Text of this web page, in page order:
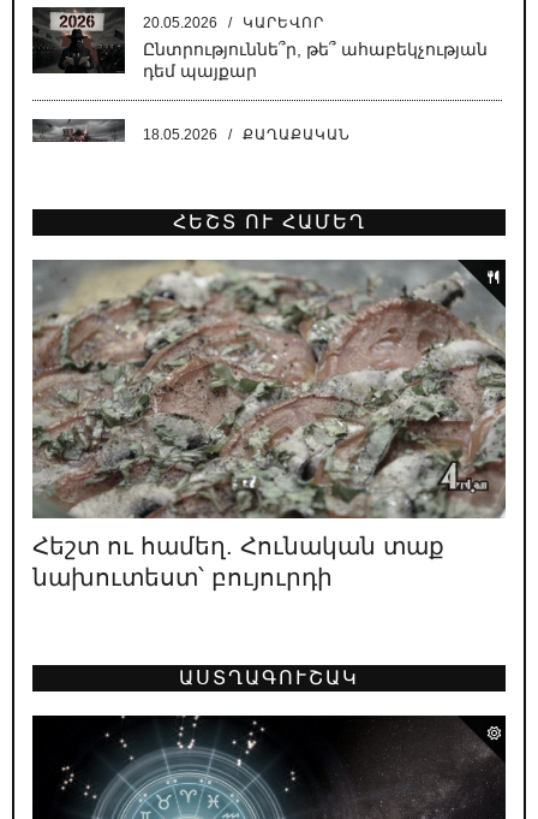
20.05.2026 / ԿԱՐԵՎՈՐ
Ընտրություննե՞ր, թե՞ ահաբեկչության
դեմ պայքար
18.05.2026 / ՔԱՂԱՔԱԿԱՆ
18.05.2026 / ԿԱՐԵՎՈՐ
Նիկոլի բեմադրած հիստերիան՝
Բաքվում գրված սցենարով
16.05.2026 / ՔԱՂԱՔԱԿԱՆ
Դիպուկ ու աքսիոմատիկ
15.05.2026 / ԿԱՐԵՎՈՐ
Փաշինյանի բերած պատերազմների
զոհերի պաշտոնական թիվը՝ 4948
13.05.2026 ԿԱՐԵՎՈՐ
Տե՛ր կանգնիր «թուլանալու և հաճույք
12.05.2026 / ԿԱՐԵՎՈՐ
Տեր-Պետրոսյանը գնահատում է
իշխանության բախտորոշ դեր ունեցած 4 օղակների
աշխատանքը. 1996
ՀԵՇՏ ՈՒ ՀԱՄԵՂ
Հեշտ ու համեղ. Հունական տաք
նախուտեստ՝ բույուրդի
ԱՍՏՂԱԳՈՒՇԱԿ